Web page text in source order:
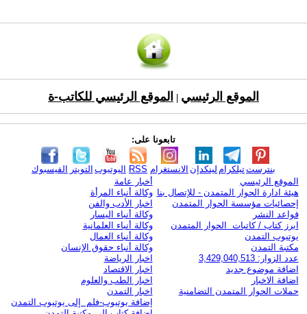
الموقع الرئيسي الموقع الرئيسي للكاتب-ة
تابعونا على:
الفيسبوك التويتر اليوتيوب RSS الانستغرام لينكدإن تيلكرامبنترست
الموقع الرئيسي
هيئة ادارة الحوار المتمدن - للإتصال بنا
إحصائيات مؤسسة الحوار المتمدن
قواعد النشر
ابرز كتاب / كاتبات الحوار المتمدن
يوتيوب التمدن
مكتبة التمدن
عدد الزوار: 3,429,040,513
اضافة موضوع جديد
اضافة الاخبار
حملات الحوار المتمدن التضامنية
أخبار عامة
وكالة أنباء المرأة
اخبار الأدب والفن
وكالة أنباء اليسار
وكالة أنباء العلمانية
وكالة أنباء العمال
وكالة أنباء حقوق الإنسان
اخبار الرياضة
اخبار الاقتصاد
اخبار الطب والعلوم
اخبار التمدن
إضافة يوتيوب-فلم إلى يوتيوب التمدن